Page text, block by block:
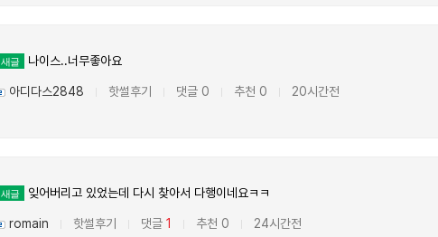
새글 나이스..너무좋아요
아디다스2848 핫썰후기 댓글 0 추천 0 20시간전
새글 잊어버리고 있었는데 다시 찾아서 다행이네요ㅋㅋ
romain 핫썰후기 댓글1 추천 0 24시간전